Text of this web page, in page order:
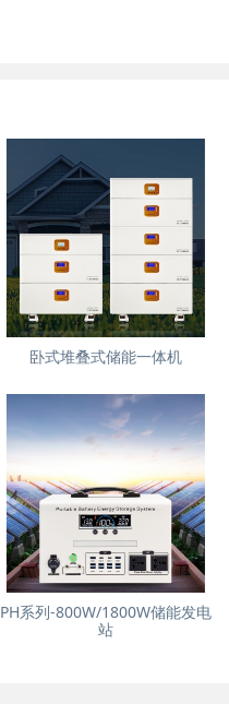
卧式堆叠式储能一体机
PH系列-800W/1800W储能发电
站